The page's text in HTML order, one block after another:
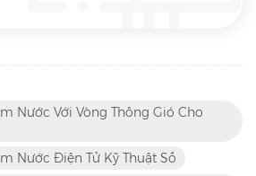
Nước Với Vòng Thông Gió Cho
Nước Điện Tử Kỹ Thuật Số